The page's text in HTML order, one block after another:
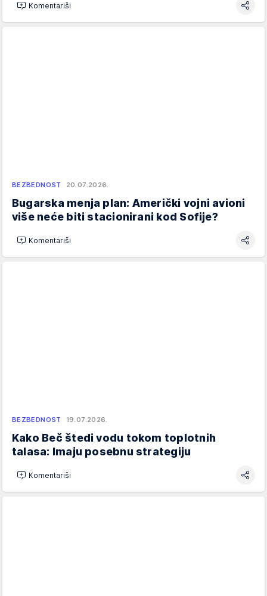
Komentariši
BEZBEDNOST 20.07.2026.
Bugarska menja plan: Američki vojni avioni
više neće biti stacionirani kod Sofije?
Komentariši
BEZBEDNOST 19.07.2026.
Kako Beč štedi vodu tokom toplotnih
talasa: Imaju posebnu strategiju
Komentariši